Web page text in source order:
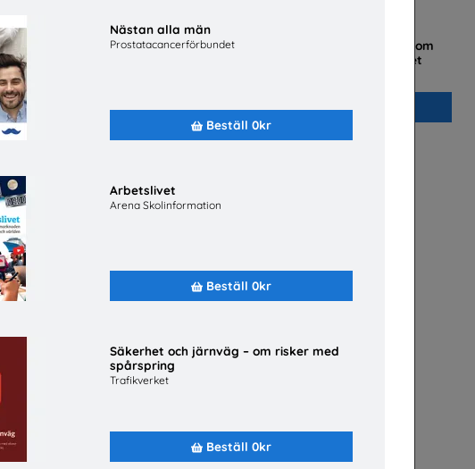
Nästan alla män
Prostatacancerförbundet
Beställ 0kr
Arbetslivet
Arena Skolinformation
Beställ 0kr
Säkerhet och järnväg – om risker med
spårspring
Trafikverket
Beställ 0kr
för livet
0kr
Mer än en fluga - Lärarhandledning om
barns och ungas trygghet på nätet
Beställ 0kr